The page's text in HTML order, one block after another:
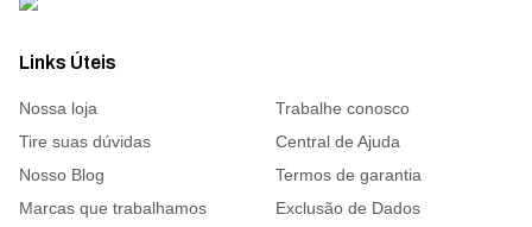
Links Úteis
Nossa loja
Trabalhe conosco
Tire suas dúvidas
Central de Ajuda
Nosso Blog
Termos de garantia
Marcas que trabalhamos
Exclusão de Dados